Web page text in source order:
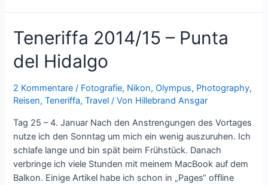
Der
Weg
zu
Sternen
Teneriffa 2014/15 – Punta
del Hidalgo
2 Kommentare / Fotografie, Nikon,Olympus, Photography,
Reisen,Teneriffa,Travel / Von Hillebrand Ansgar
Tag 25 – 4. Januar Nach den Anstrengungen des Vortages
nutze ich den Sonntag um mich ein wenig auszuruhen. Ich
schlafe lange und bin spät beim Frühstück. Danach
verbringe ich viele Stunden mit meinem MacBook auf dem
Balkon. Einige Artikel habe ich schon in „Pages“ offline